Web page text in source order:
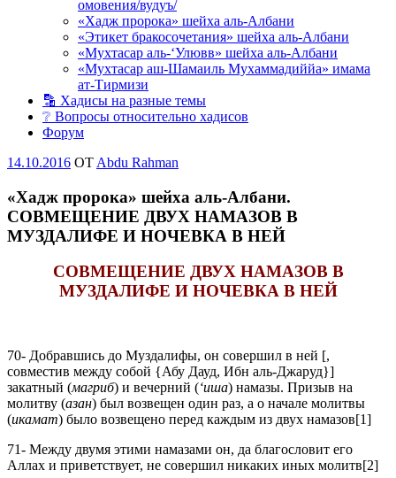
омовения/вудуъ/
«Хадж пророка» шейха аль-Албани
«Этикет бракосочетания» шейха аль-Албани
«Мухтасар аль-‘Улювв» шейха аль-Албани
«Мухтасар аш-Шамаиль Мухаммадиййа» имама
ат-Тирмизи
🔡 Хадисы на разные темы
❔ Вопросы относительно хадисов
Форум
Опубликовано
14.10.2016 OT Abdu Rahman
«Хадж пророка» шейха аль-Албани.
СОВМЕЩЕНИЕ ДВУХ НАМАЗОВ В
МУЗДАЛИФЕ И НОЧЕВКА В НЕЙ
СОВМЕЩЕНИЕ ДВУХ НАМАЗОВ В
МУЗДАЛИФЕ И НОЧЕВКА В НЕЙ
70- Добравшись до Муздалифы, он совершил в ней [,
совместив между собой {Абу Дауд, Ибн аль-Джаруд}]
закатный (магриб) и вечерний (‘иша) намазы. Призыв на
молитву (азан) был возвещен один раз, а о начале молитвы
(икамат) было возвещено перед каждым из двух намазов[1]
71- Между двумя этими намазами он, да благословит его
Аллах и приветствует, не совершил никаких иных молитв[2]